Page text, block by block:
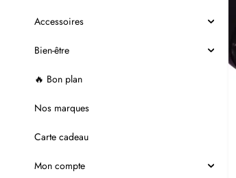
Accessoires
Bien-être
🔥 Bon plan
Nos marques
Carte cadeau
Mon compte